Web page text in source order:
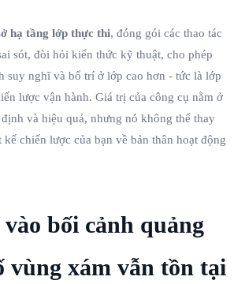
hạ tầng lớp thực thi, đóng gói các thao tác
sót, đòi hỏi kiến thức kỹ thuật, cho phép
suy nghĩ và bố trí ở lớp cao hơn - tức là lớp
lược vận hành. Giá trị của công cụ nằm ở
và hiệu quả, nhưng nó không thể thay
chiến lược của bạn về bản thân hoạt động
bối cảnh quảng
vùng xám vẫn tồn tại